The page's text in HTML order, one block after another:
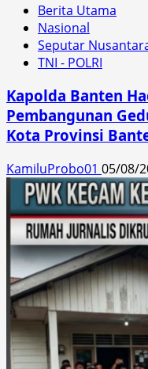
Berita Utama
Nasional
Seputar
TNI - POLRI
Kapolda Banten
Pembangunan
Kota Provinsi
KamiluProbo01 05/08/